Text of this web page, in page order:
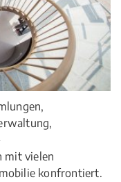
mit vielen
konfrontiert.